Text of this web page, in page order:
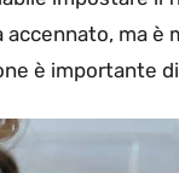
ma è
è importante